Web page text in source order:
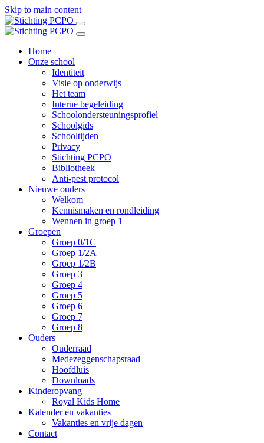
Skip to main content
Home
Onze school
Identiteit
Visie op onderwijs
Het team
Interne begeleiding
Schoolondersteuningsprofiel
Schoolgids
Schooltijden
Privacy
Stichting PCPO
Bibliotheek
Anti-pest protocol
Nieuwe ouders
Welkom
Kennismaken en rondleiding
Wennen in groep 1
Groepen
Groep 0/1C
Groep 1/2A
Groep 1/2B
Groep 3
Groep 4
Groep 5
Groep 6
Groep 7
Groep 8
Ouders
Ouderraad
Medezeggenschapsraad
Hoofdluis
Downloads
Kinderopvang
Royal Kids Home
Kalender en vakanties
Vakanties en vrije dagen
Contact